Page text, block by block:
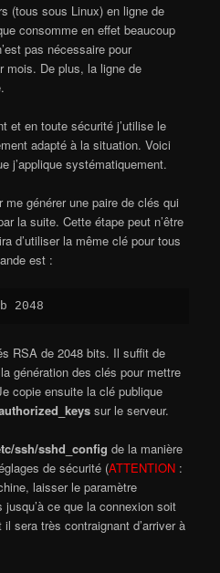
(tous sous Linux) en ligne de
consomme en effet beaucoup
pas nécessaire pour
mois. De plus, la ligne de
et en toute sécurité j’utilise le
adapté à la situation. Voici
j’applique systématiquement.
me générer une paire de clés qui
la suite. Cette étape peut n’être
d’utiliser la même clé pour tous
est :
2048
RSA de 2048 bits. Il suffit de
génération des clés pour mettre
copie ensuite la clé publique
sur le serveur.
ssh/sshd_config de la manière
de sécurité (ATTENTION :
laisser le paramètre
ce que la connexion soit
sera très contraignant d’arriver à